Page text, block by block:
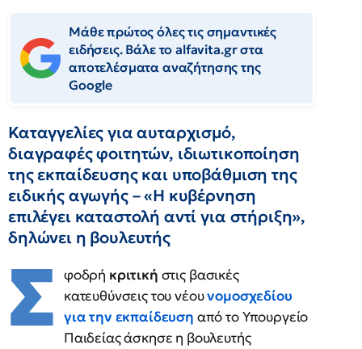
Μάθε πρώτος όλες τις σημαντικές
ειδήσεις. Βάλε το alfavita.gr στα
αποτελέσματα αναζήτησης της
Google
Καταγγελίες για αυταρχισμό,
διαγραφές φοιτητών, ιδιωτικοποίηση
της εκπαίδευσης και υποβάθμιση της
ειδικής αγωγής – «Η κυβέρνηση
επιλέγει καταστολή αντί για στήριξη»,
δηλώνει η βουλευτής
Σ φοδρή κριτική στις βασικές
κατευθύνσεις του νέουνομοσχεδίου
για την εκπαίδευση από το Υπουργείο
Παιδείας άσκησε η βουλευτής